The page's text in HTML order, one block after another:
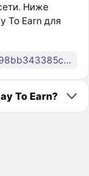
Ниже
To Earn для
0x2932624ff57f5920ce498bb343385c0332ec6e40
To Earn?